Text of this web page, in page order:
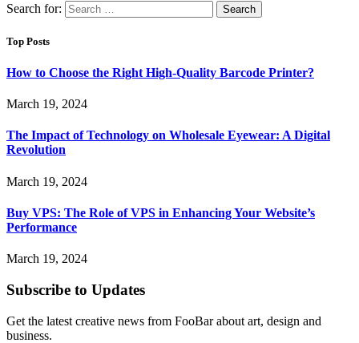
Search for:
Top Posts
How to Choose the Right High-Quality Barcode Printer?
March 19, 2024
The Impact of Technology on Wholesale Eyewear: A Digital
Revolution
March 19, 2024
Buy VPS: The Role of VPS in Enhancing Your Website’s
Performance
March 19, 2024
Subscribe to Updates
Get the latest creative news from FooBar about art, design and
business.